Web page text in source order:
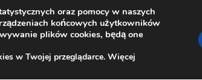
oraz pomocy w naszych
końcowych użytkowników
plików cookies, będą one
w Twojej przeglądarce. Więcej